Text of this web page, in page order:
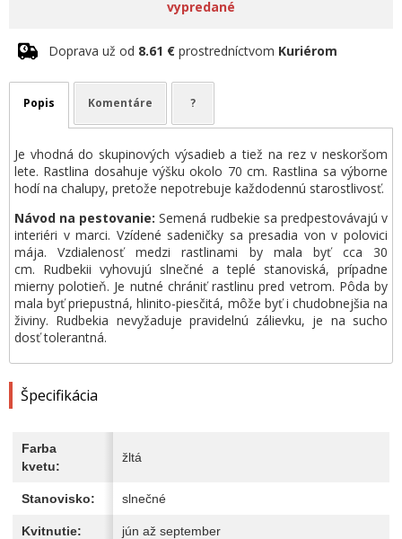
vypredané
Doprava už od 8.61 € prostredníctvom Kuriérom
Popis Komentáre ?
Je vhodná do skupinových výsadieb a tiež na rez v neskoršom
lete. Rastlina dosahuje výšku okolo 70 cm. Rastlina sa výborne
hodí na chalupy, pretože nepotrebuje každodennú starostlivosť.
Návod na pestovanie:Semená rudbekie sa predpestovávajú v
interiéri v marci. Vzídené sadeničky sa presadia von v polovici
mája. Vzdialenosť medzi rastlinami by mala byť cca 30
cm. Rudbekii vyhovujú slnečné a teplé stanoviská, prípadne
mierny polotieň. Je nutné chrániť rastlinu pred vetrom. Pôda by
mala byť priepustná, hlinito-piesčitá, môže byť i chudobnejšia na
živiny. Rudbekia nevyžaduje pravidelnú zálievku, je na sucho
dosť tolerantná.
Špecifikácia
Farba
kvetu:
žltá
Stanovisko: slnečné
Kvitnutie: jún až september